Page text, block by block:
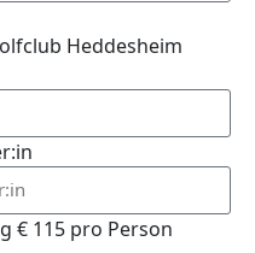
Heddesheim
€ 115 pro Person